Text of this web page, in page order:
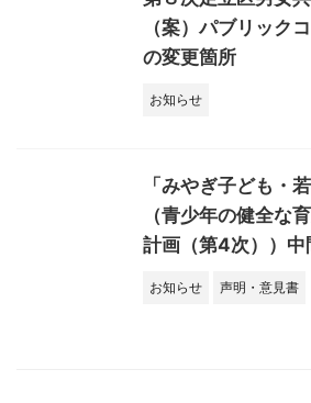
（案）パブリック
の変更箇所
お知らせ
「みやぎ子ども・
（青少年の健全な
計画（第4次））中
お知らせ 声明・意見書